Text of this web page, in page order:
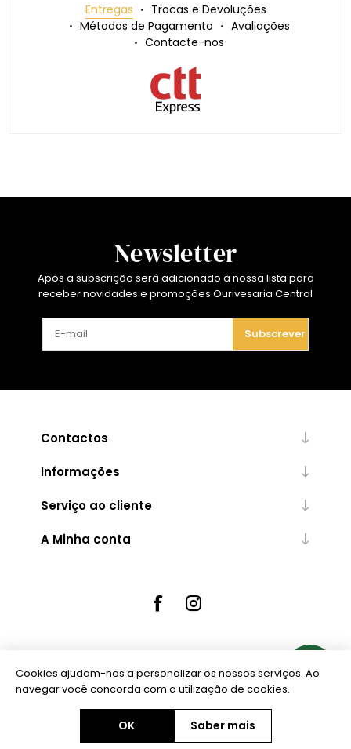
Entregas
Trocas e Devoluções
Métodos de Pagamento
Avaliações
Contacte-nos
Newsletter
Após a subscrição será adicionado à nossa lista para
receber novidades e promoções Ourivesaria Central
Subscrever
Contactos
Informações
Serviço ao cliente
A Minha conta
Powered bynopCommerce
Copyright © 2026 Ourivesaria Central. Todos os direitos reservados.
Cookies ajudam-nos a personalizar os nossos serviços. Ao
navegar você concorda com a utilização de cookies.
OK Saber mais